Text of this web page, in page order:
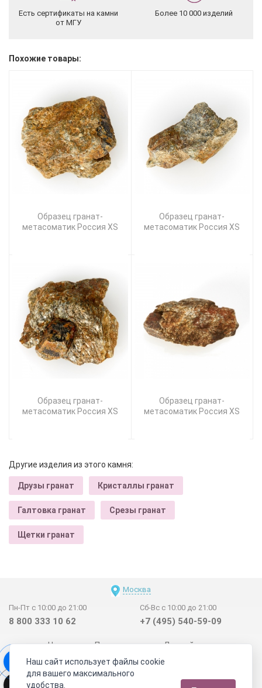
Есть сертификаты на камни
от МГУ
Более 10 000 изделий
Похожие товары:
Образец гранат-
метасоматик Россия XS
Образец гранат-
метасоматик Россия XS
Образец гранат-
метасоматик Россия XS
Образец гранат-
метасоматик Россия XS
Другие изделия из этого камня:
Друзы гранат Кристаллы гранат
Галтовка гранат Срезы гранат
Щетки гранат
Москва
Пн-Пт с 10:00 до 21:00
8 800 333 10 62
Сб-Вс с 10:00 до 21:00
+7 (495) 540-59-09
Новинки Поставщикам
Личный счет
Договор-оферта
О нас
Наши магазины
Отзывы покупателей
Сертификаты Статьи
Наш сайт использует файлы cookie
для вашего максимального
удобства.